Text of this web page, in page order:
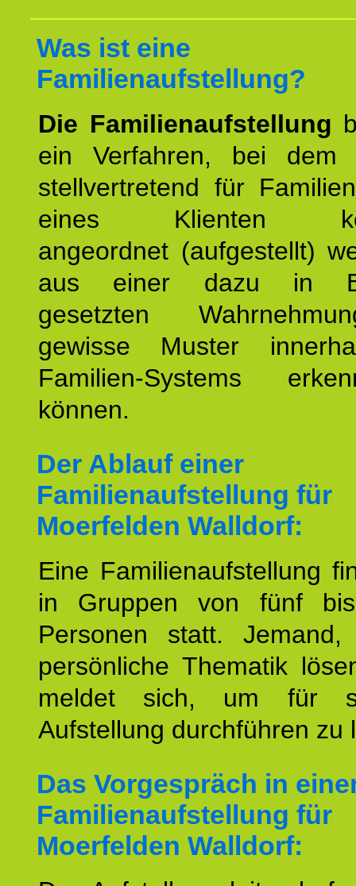
Was ist eine
Familienaufstellung?
Die Familienaufstellung
ein Verfahren, bei dem
stellvertretend für
eines Klienten
angeordnet (aufgestellt)
aus einer dazu in
gesetzten
gewisse Muster
Familien-Systems
können.
Der Ablauf einer
Familienaufstellung für
Moerfelden Walldorf:
Eine Familienaufstellung
in Gruppen von fünf
Personen statt.
persönliche Thematik
meldet sich, um für
Aufstellung durchführen zu
Das Vorgespräch in
Familienaufstellung für
Moerfelden Walldorf: